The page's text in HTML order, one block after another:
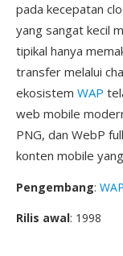
pada kecepatan
yang sangat kecil
tipikal hanya
transfer melalui
ekosistem WAP
web mobile
PNG, dan WebP
konten mobile
Pengembang:
Rilis awal: 1998